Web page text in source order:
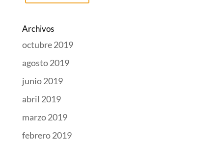
Archivos
octubre 2019
agosto 2019
junio 2019
abril 2019
marzo 2019
febrero 2019